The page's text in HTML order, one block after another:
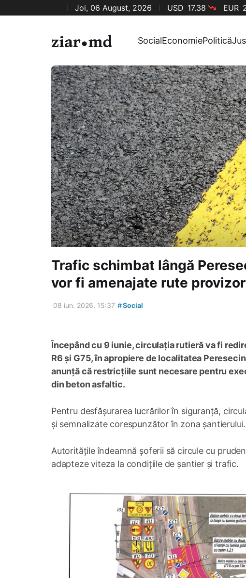
Joi, 06 August, 2026 USD 17.38 EUR
SocialEconomiePolitică
Trafic schimbat lângă
vor fi amenajate rute
08 iun. 2026, 15:37 #Social
Începând cu 9 iunie, circulația rutieră va fi
R6 și G75, în apropiere de localitatea
anunță că restricțiile sunt necesare pentru
din beton asfaltic.
Pentru desfășurarea lucrărilor în siguranță,
și semnalizate corespunzător în zona șantierului.
Autoritățile îndeamnă șoferii să circule cu
adapteze viteza la condițiile de șantier și trafic.